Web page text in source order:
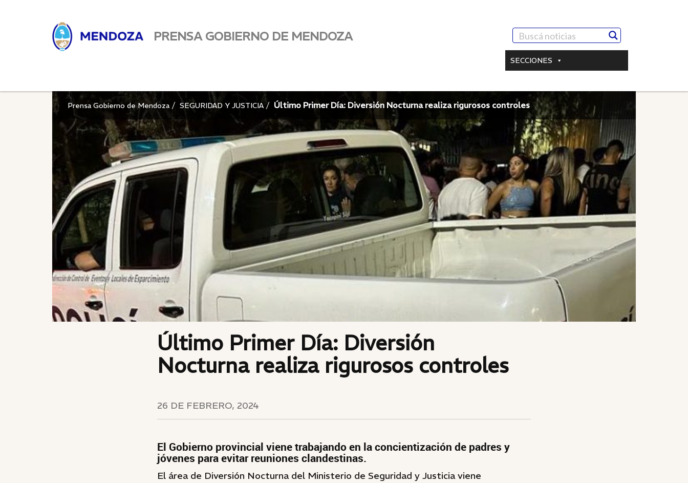
PRENSA GOBIERNO DE MENDOZA
SECCIONES
Prensa Gobierno de Mendoza SEGURIDAD Y JUSTICIA Último Primer Día: Diversión Nocturna realiza rigurosos controles
Último Primer Día: Diversión
Nocturna realiza rigurosos controles
26 DE FEBRERO, 2024
El Gobierno provincial viene trabajando en la concientización de padres y
jóvenes para evitar reuniones clandestinas.
El área de Diversión Nocturna del Ministerio de Seguridad y Justicia viene